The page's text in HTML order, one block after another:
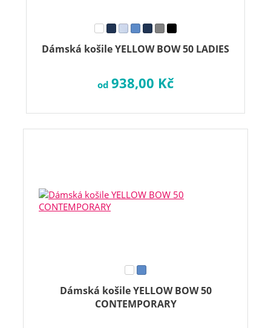
Dámská košile YELLOW BOW 50 LADIES
od 938,00 Kč
Dámská košile YELLOW BOW 50
CONTEMPORARY